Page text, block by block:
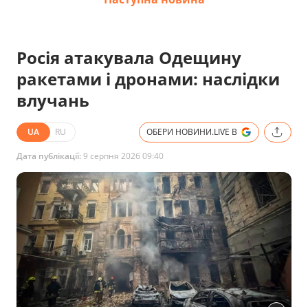
Росія атакувала Одещину
ракетами і дронами: наслідки
влучань
UA RU ОБЕРИ НОВИНИ.LIVE В
Дата публікації:9 серпня 2026 09:40